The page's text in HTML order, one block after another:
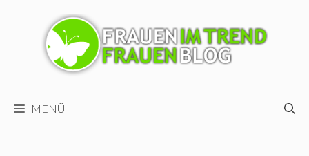
MENÜ